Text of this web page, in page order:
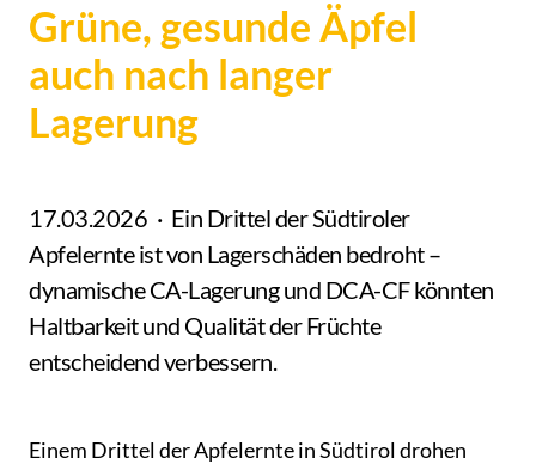
Grüne, gesunde Äpfel
auch nach langer
Lagerung
17.03.2026
Ein Drittel der Südtiroler
Apfelernte ist von Lagerschäden bedroht –
dynamische CA-Lagerung und DCA-CF könnten
Haltbarkeit und Qualität der Früchte
entscheidend verbessern.
Einem Drittel der Apfelernte in Südtirol drohen